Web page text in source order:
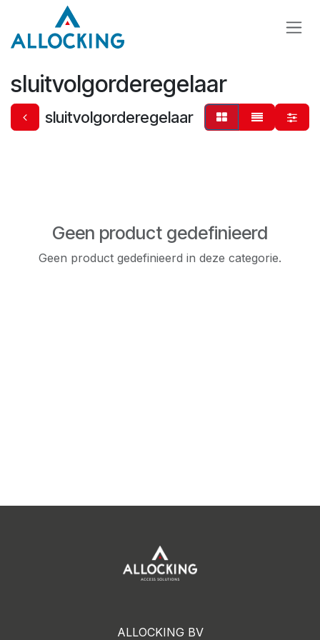
Overslaan naar inhoud
sluitvolgorderegelaar
sluitvolgorderegelaar
Geen product gedefinieerd
Geen product gedefinieerd in deze categorie.
ALLOCKING BV